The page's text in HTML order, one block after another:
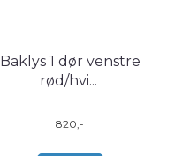
Baklys 1 dør venstre
rød/hvi...
820,-